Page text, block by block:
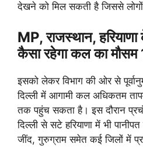
देखने को मिल सकती है जिससे लोगों
MP, राजस्थान,
कैसा रहेगा कल का
इसको लेकर विभाग की ओर से
दिल्ली में आगामी कल अधिकतम
तक पहुंच सकता है। इस दौरान
दिल्ली से सटे हरियाणा में भी
जींद, गुरुग्राम समेत कई जिलों में